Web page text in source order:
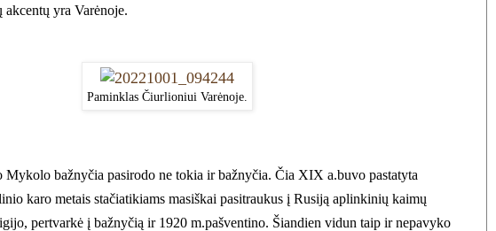
yra Varėnoje.
Paminklas Čiurlioniui Varėnoje.
Mykolo bažnyčia pasirodo ne tokia ir bažnyčia. Čia XIX a.buvo pastatyta
karo metais stačiatikiams masiškai pasitraukus į Rusiją aplinkinių kaimų
pertvarkė į bažnyčią ir 1920 m.pašventino. Šiandien vidun taip ir nepavyko